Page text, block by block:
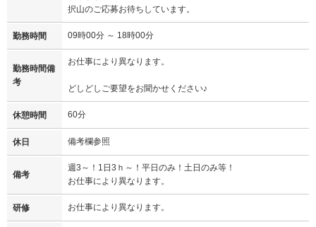
択山のご応募お待ちしています。
勤務時間 09時00分 ～ 18時00分
勤務時間備
考
お仕事により異なります。
どしどしご要望をお聞かせください♪
休憩時間 60分
休日 備考欄参照
備考
週3～！1日3ｈ～！平日のみ！土日のみ等！
お仕事により異なります。
研修 お仕事により異なります。